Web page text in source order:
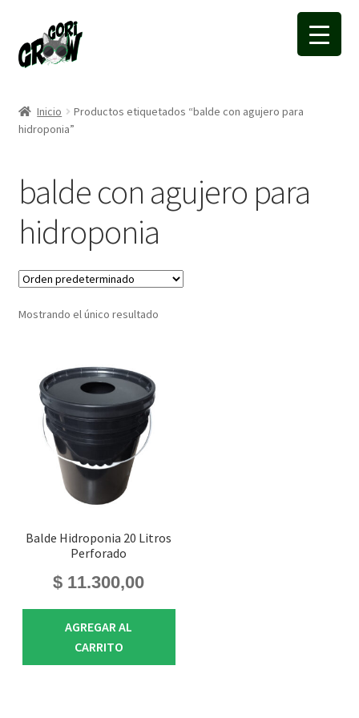
a
la
a
la
Inicio
Productos etiquetados “balde con agujero para
hidroponia”
balde con agujero para
hidroponia
Mostrando el único resultado
Balde Hidroponia 20 Litros
Perforado
$ 11.300,00
AGREGAR AL
CARRITO